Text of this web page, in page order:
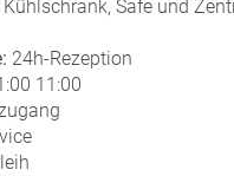
Safe und
24h-Rezeption
11:00